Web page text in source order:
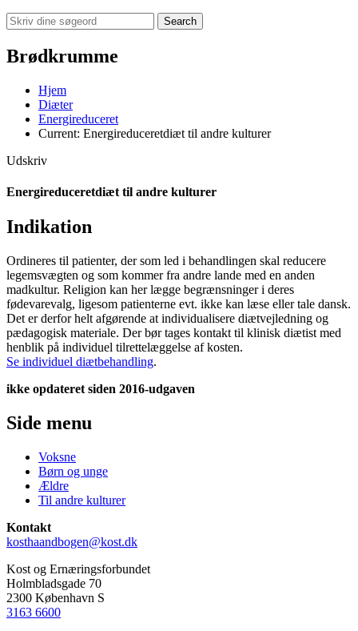
Search
Brødkrumme
Hjem
Diæter
Energireduceret
Current: Energireduceretdiæt til andre kulturer
Udskriv
Energireduceretdiæt til andre kulturer
Indikation
Ordineres til patienter, der som led i behandlingen skal reducere
legemsvægten og som kommer fra andre lande med en anden
madkultur. Religion kan her lægge begrænsninger i deres
fødevarevalg, ligesom patienterne evt. ikke kan læse eller tale dansk.
Det er derfor helt afgørende at individualisere diætvejledning og
pædagogisk materiale. Der bør tages kontakt til klinisk diætist med
henblik på individuel tilrettelæggelse af kosten.
Se individuel diætbehandling.
ikke opdateret siden 2016-udgaven
Side menu
Voksne
Børn og unge
Ældre
Til andre kulturer
Kontakt
kosthaandbogen@kost.dk
Kost og Ernæringsforbundet
Holmbladsgade 70
2300 København S
3163 6600